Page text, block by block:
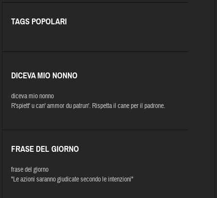
TAGS POPOLARI
DICEVA MIO NONNO
diceva mio nonno
R'spiett' u can' ammor du patrun'. Rispetta il cane per il padrone.
FRASE DEL GIORNO
frase del giorno
"Le azioni saranno giudicate secondo le intenzioni"